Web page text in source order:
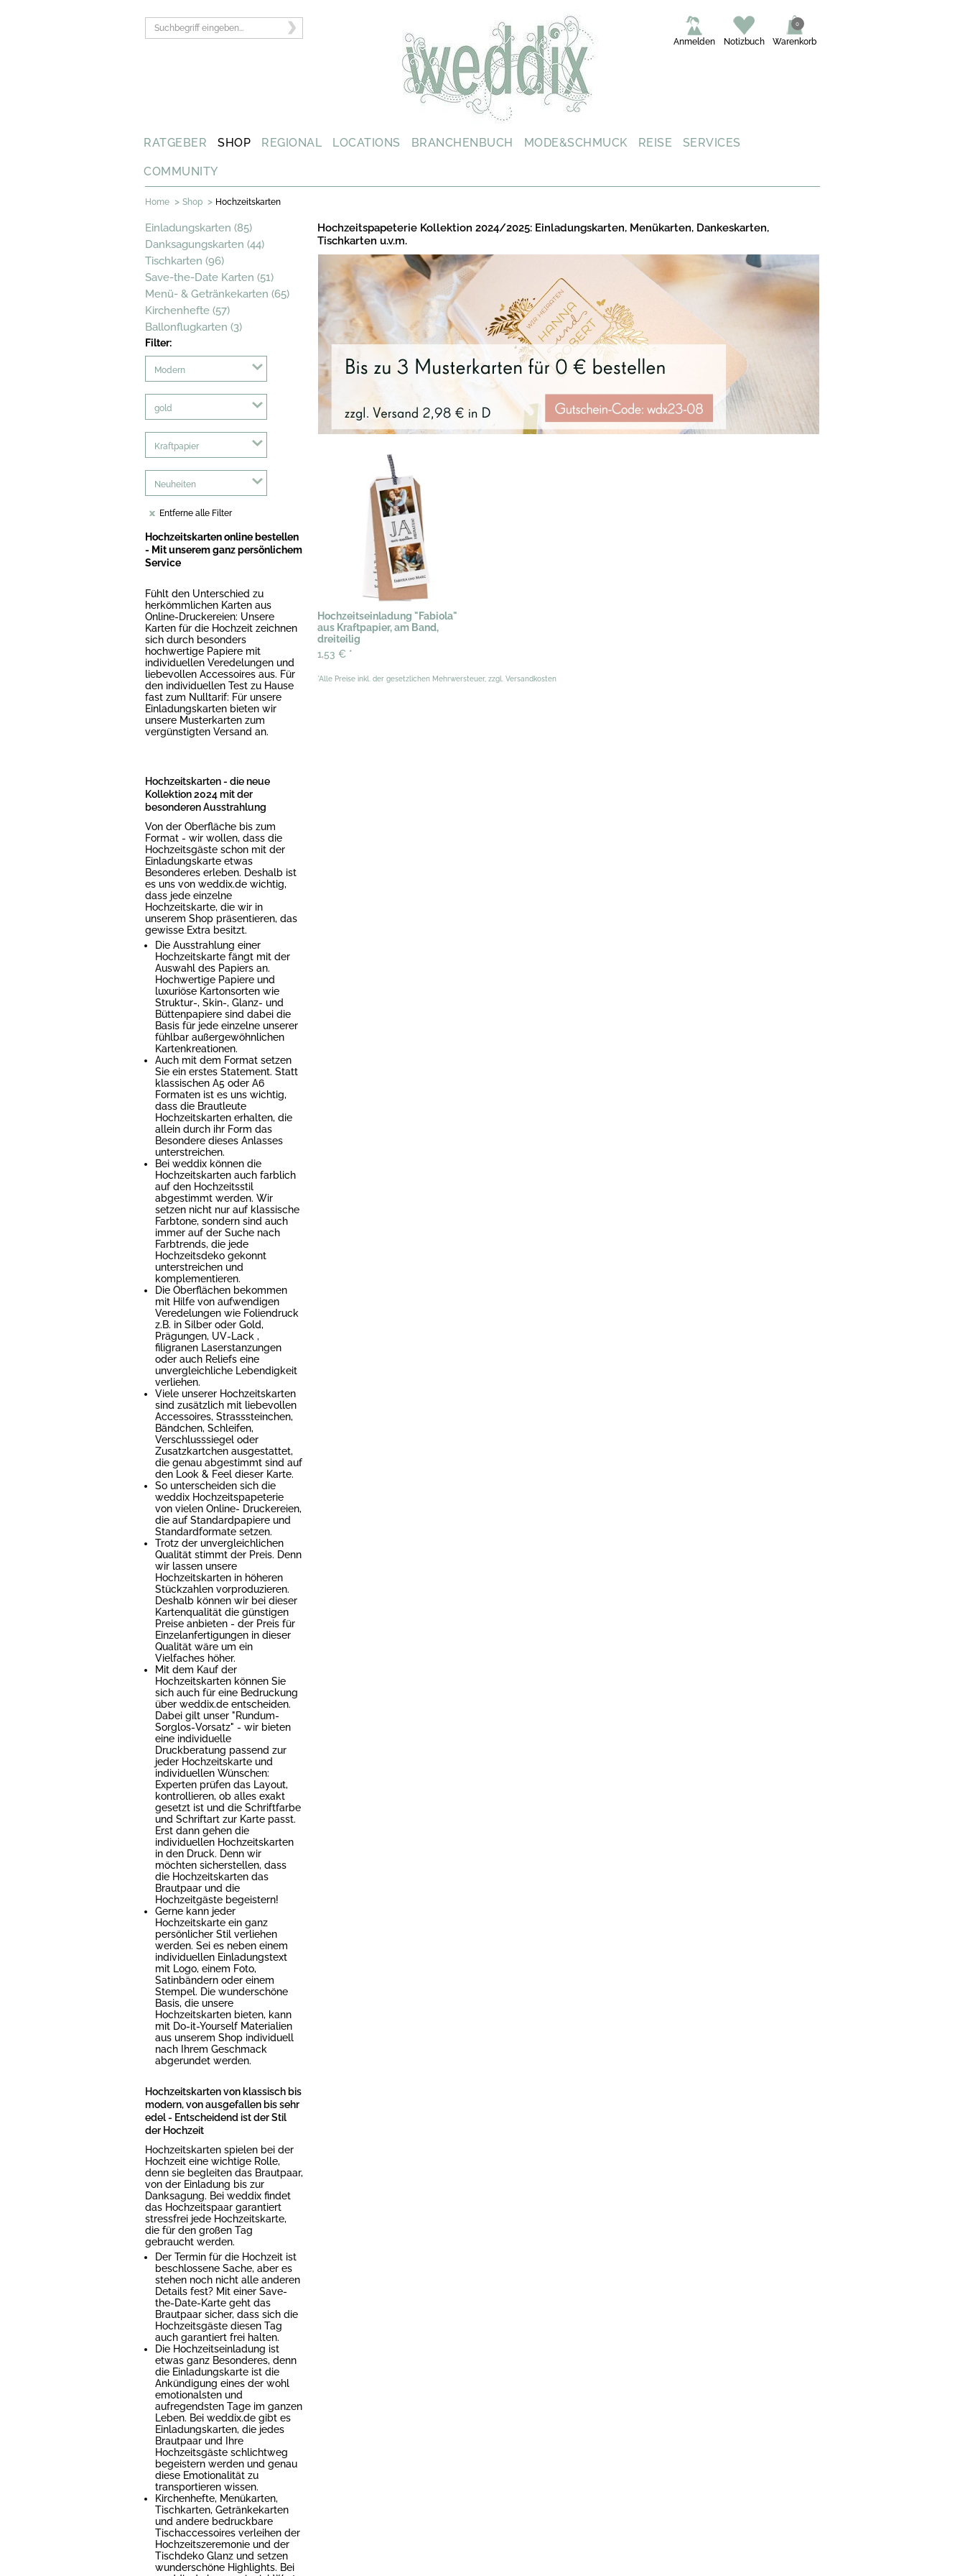
Warenkorb
0
Notizbuch
Anmelden
RATGEBER SHOP REGIONAL LOCATIONS BRANCHENBUCH MODE&SCHMUCK REISE SERVICES
COMMUNITY
Home > Shop > Hochzeitskarten
Einladungskarten (85)
Danksagungskarten (44)
Tischkarten (96)
Save-the-Date Karten (51)
Menü- & Getränkekarten (65)
Kirchenhefte (57)
Ballonflugkarten (3)
Filter:
Modern
gold
Kraftpapier
Neuheiten
Entferne alle Filter
Hochzeitskarten online bestellen
- Mit unserem ganz persönlichem
Service
Fühlt den Unterschied zu
herkömmlichen Karten aus
Online-Druckereien: Unsere
Karten für die Hochzeit zeichnen
sich durch besonders
hochwertige Papiere mit
individuellen Veredelungen und
liebevollen Accessoires aus. Für
den individuellen Test zu Hause
fast zum Nulltarif: Für unsere
Einladungskarten bieten wir
unsere Musterkarten zum
vergünstigten Versand an.
Hochzeitskarten - die neue
Kollektion 2024 mit der
besonderen Ausstrahlung
Von der Oberfläche bis zum
Format - wir wollen, dass die
Hochzeitsgäste schon mit der
Einladungskarte etwas
Besonderes erleben. Deshalb ist
es uns von weddix.de wichtig,
dass jede einzelne
Hochzeitskarte, die wir in
unserem Shop präsentieren, das
gewisse Extra besitzt.
Die Ausstrahlung einer
Hochzeitskarte fängt mit der
Auswahl des Papiers an.
Hochwertige Papiere und
luxuriöse Kartonsorten wie
Struktur-, Skin-, Glanz- und
Büttenpapiere sind dabei die
Basis für jede einzelne unserer
fühlbar außergewöhnlichen
Kartenkreationen.
Auch mit dem Format setzen
Sie ein erstes Statement. Statt
klassischen A5 oder A6
Formaten ist es uns wichtig,
dass die Brautleute
Hochzeitskarten erhalten, die
allein durch ihr Form das
Besondere dieses Anlasses
unterstreichen.
Bei weddix können die
Hochzeitskarten auch farblich
auf den Hochzeitsstil
abgestimmt werden. Wir
setzen nicht nur auf klassische
Farbtone, sondern sind auch
immer auf der Suche nach
Farbtrends, die jede
Hochzeitsdeko gekonnt
unterstreichen und
komplementieren.
Die Oberflächen bekommen
mit Hilfe von aufwendigen
Veredelungen wie Foliendruck
z.B. in Silber oder Gold,
Prägungen, UV-Lack ,
filigranen Laserstanzungen
oder auch Reliefs eine
unvergleichliche Lebendigkeit
verliehen.
Viele unserer Hochzeitskarten
sind zusätzlich mit liebevollen
Accessoires, Strasssteinchen,
Bändchen, Schleifen,
Verschlusssiegel oder
Zusatzkartchen ausgestattet,
die genau abgestimmt sind auf
den Look & Feel dieser Karte.
So unterscheiden sich die
weddix Hochzeitspapeterie
von vielen Online- Druckereien,
die auf Standardpapiere und
Standardformate setzen.
Trotz der unvergleichlichen
Qualität stimmt der Preis. Denn
wir lassen unsere
Hochzeitskarten in höheren
Stückzahlen vorproduzieren.
Deshalb können wir bei dieser
Kartenqualität die günstigen
Preise anbieten - der Preis für
Einzelanfertigungen in dieser
Qualität wäre um ein
Vielfaches höher.
Mit dem Kauf der
Hochzeitskarten können Sie
sich auch für eine Bedruckung
über weddix.de entscheiden.
Dabei gilt unser "Rundum-
Sorglos-Vorsatz" - wir bieten
eine individuelle
Druckberatung passend zur
jeder Hochzeitskarte und
individuellen Wünschen:
Experten prüfen das Layout,
kontrollieren, ob alles exakt
gesetzt ist und die Schriftfarbe
und Schriftart zur Karte passt.
Erst dann gehen die
individuellen Hochzeitskarten
in den Druck. Denn wir
möchten sicherstellen, dass
die Hochzeitskarten das
Brautpaar und die
Hochzeitgäste begeistern!
Gerne kann jeder
Hochzeitskarte ein ganz
persönlicher Stil verliehen
werden. Sei es neben einem
individuellen Einladungstext
mit Logo, einem Foto,
Satinbändern oder einem
Stempel. Die wunderschöne
Basis, die unsere
Hochzeitskarten bieten, kann
mit Do-it-Yourself Materialien
aus unserem Shop individuell
nach Ihrem Geschmack
abgerundet werden.
Hochzeitskarten von klassisch bis
modern, von ausgefallen bis sehr
edel - Entscheidend ist der Stil
der Hochzeit
Hochzeitskarten spielen bei der
Hochzeit eine wichtige Rolle,
denn sie begleiten das Brautpaar,
von der Einladung bis zur
Danksagung. Bei weddix findet
das Hochzeitspaar garantiert
stressfrei jede Hochzeitskarte,
die für den großen Tag
gebraucht werden.
Der Termin für die Hochzeit ist
beschlossene Sache, aber es
stehen noch nicht alle anderen
Details fest? Mit einer Save-
the-Date-Karte geht das
Brautpaar sicher, dass sich die
Hochzeitsgäste diesen Tag
auch garantiert frei halten.
Die Hochzeitseinladung ist
etwas ganz Besonderes, denn
die Einladungskarte ist die
Ankündigung eines der wohl
emotionalsten und
aufregendsten Tage im ganzen
Leben. Bei weddix.de gibt es
Einladungskarten, die jedes
Brautpaar und Ihre
Hochzeitsgäste schlichtweg
begeistern werden und genau
diese Emotionalität zu
transportieren wissen.
Kirchenhefte, Menükarten,
Tischkarten, Getränkekarten
und andere bedruckbare
Tischaccessoires verleihen der
Hochzeitszeremonie und der
Tischdeko Glanz und setzen
wunderschöne Highlights. Bei
Hochzeitspapeterie Kollektion 2024/2025: Einladungskarten, Menükarten, Dankeskarten,
Tischkarten u.v.m.
Hochzeitseinladung "Fabiola"
aus Kraftpapier, am Band,
dreiteilig
1,53 € *
*Alle Preise inkl. der gesetzlichen Mehrwersteuer, zzgl. Versandkosten